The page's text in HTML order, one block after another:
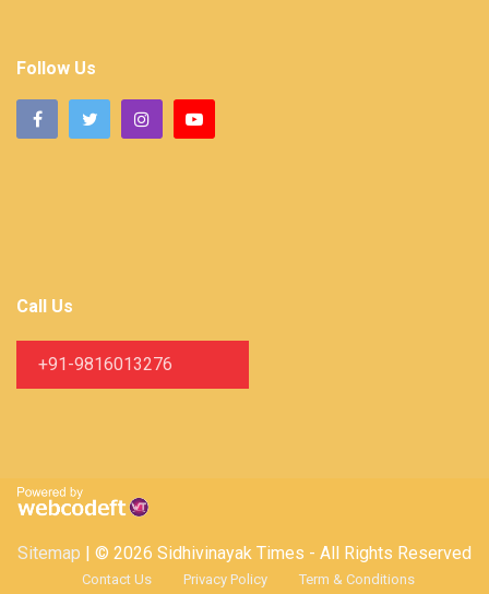
Follow Us
Call Us
+91-9816013276
Sitemap | © 2026 Sidhivinayak Times - All Rights Reserved
Contact Us Privacy Policy Term & Conditions